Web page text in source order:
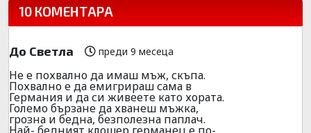
10 КОМЕНТАРА
До Светла преди 9 месеца
Не е похвално да имаш мъж, скъпа.
Похвално е да емигрираш сама в
Германия и да си живеете като хората.
Големо бързане да хванеш мъжка,
грозна и бедна, безполезна паплач.